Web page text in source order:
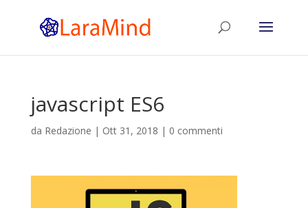
javascript ES6
da Redazione | Ott 31, 2018 | 0 commenti